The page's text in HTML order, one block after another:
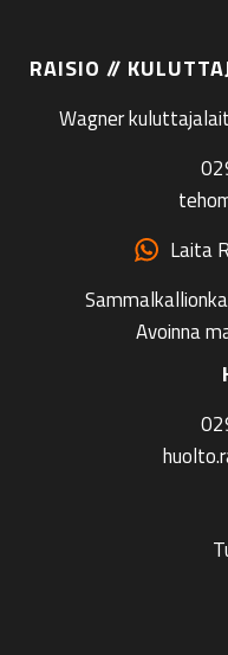
RAISIO //
Wagner
Laita
Avoinna